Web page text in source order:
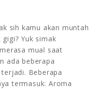
sih kamu akan muntah
Yuk simak
mual saat
ada beberapa
Beberapa
termasuk: Aroma